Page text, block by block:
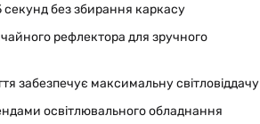
секунд без збирання каркасу
рефлектора для зручного
забезпечує максимальну світловіддачу
освітлювального обладнання